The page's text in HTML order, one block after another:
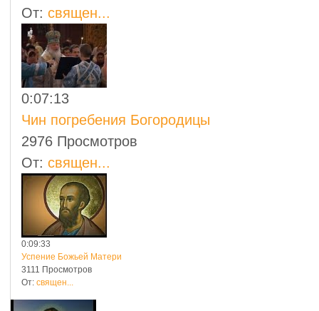
От: священ...
0:07:13
Чин погребения Богородицы
2976 Просмотров
От: священ...
0:09:33
Успение Божьей Матери
3111 Просмотров
От: священ...